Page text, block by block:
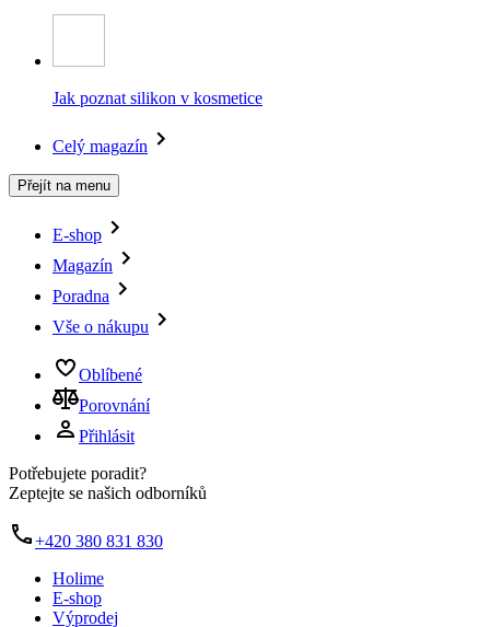
Jak poznat silikon v kosmetice
Celý magazín
Přejít na menu
E-shop
Magazín
Poradna
Vše o nákupu
Oblíbené
Porovnání
Přihlásit
Potřebujete poradit?
Zeptejte se našich odborníků
+420 380 831 830
Holime
E-shop
Výprodej